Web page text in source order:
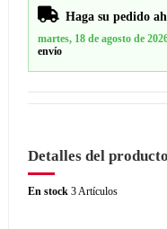
Haga su pedido
martes, 18 de agosto de
envío
Detalles del producto
En stock 3 Artículos